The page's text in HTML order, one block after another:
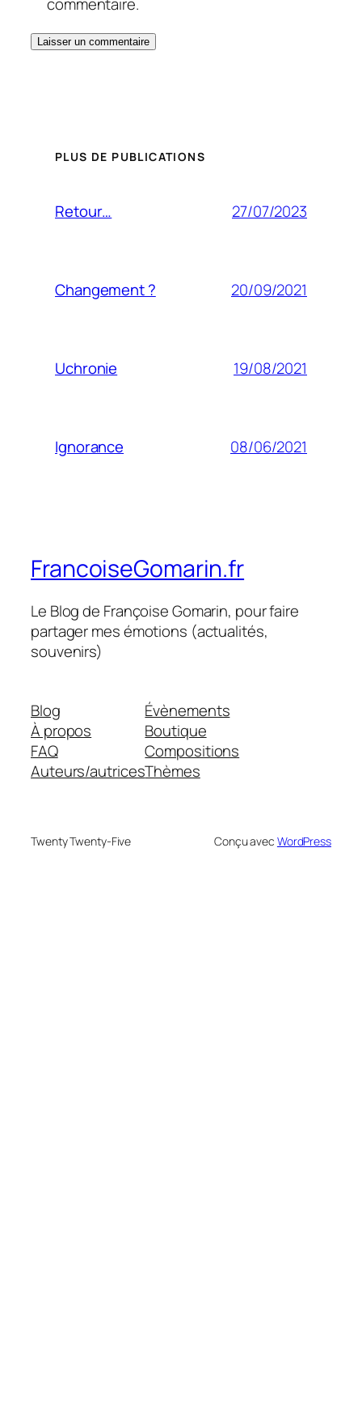
commentaire.
PLUS DE PUBLICATIONS
Retour… 27/07/2023
Changement ? 20/09/2021
Uchronie 19/08/2021
Ignorance 08/06/2021
FrancoiseGomarin.fr
Le Blog de Françoise Gomarin, pour faire
partager mes émotions (actualités,
souvenirs)
Blog
À propos
FAQ
Auteurs/autrices
Évènements
Boutique
Compositions
Thèmes
Twenty Twenty-Five Conçu avec WordPress